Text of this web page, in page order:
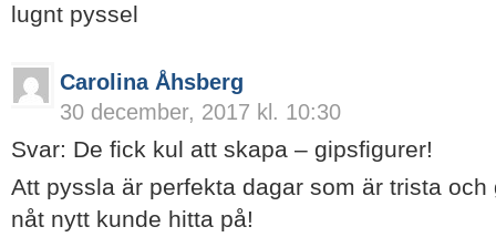
lugnt pyssel
Carolina Åhsberg
30 december, 2017 kl. 10:30
Svar: De fick kul att skapa – gipsfigurer!
Att pyssla är perfekta dagar som är trista
nåt nytt kunde hitta på!